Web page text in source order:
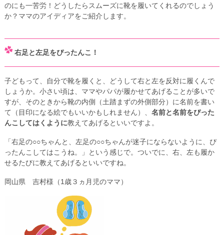
のにも一苦労！どうしたらスムーズに靴を履いてくれるのでしょう
か？ママのアイディアをご紹介します。
右足と左足をぴったんこ！
子どもって、自分で靴を履くと、どうして右と左を反対に履くんで
しょうか。小さい頃は、ママやパパが履かせてあげることが多いで
すが、そのときから靴の内側（土踏まずの外側部分）に名前を書い
て（目印になる絵でもいいかもしれません）、 名前と名前をぴった
んこしてはくように教えてあげるといいですよ。
「右足の○○ちゃんと、左足の○○ちゃんが迷子にならないように、ぴ
ったんこしてはこうね。」という感じで。ついでに、右、左も履か
せるたびに教えてあげるといいですね。
岡山県 吉村様（1歳３ヵ月児のママ）